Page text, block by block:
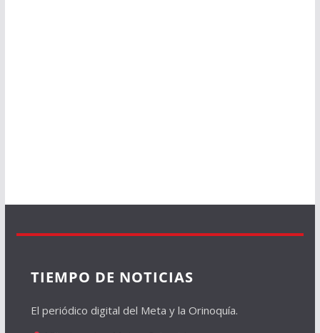
TIEMPO DE NOTICIAS
El periódico digital del Meta y la Orinoquía.